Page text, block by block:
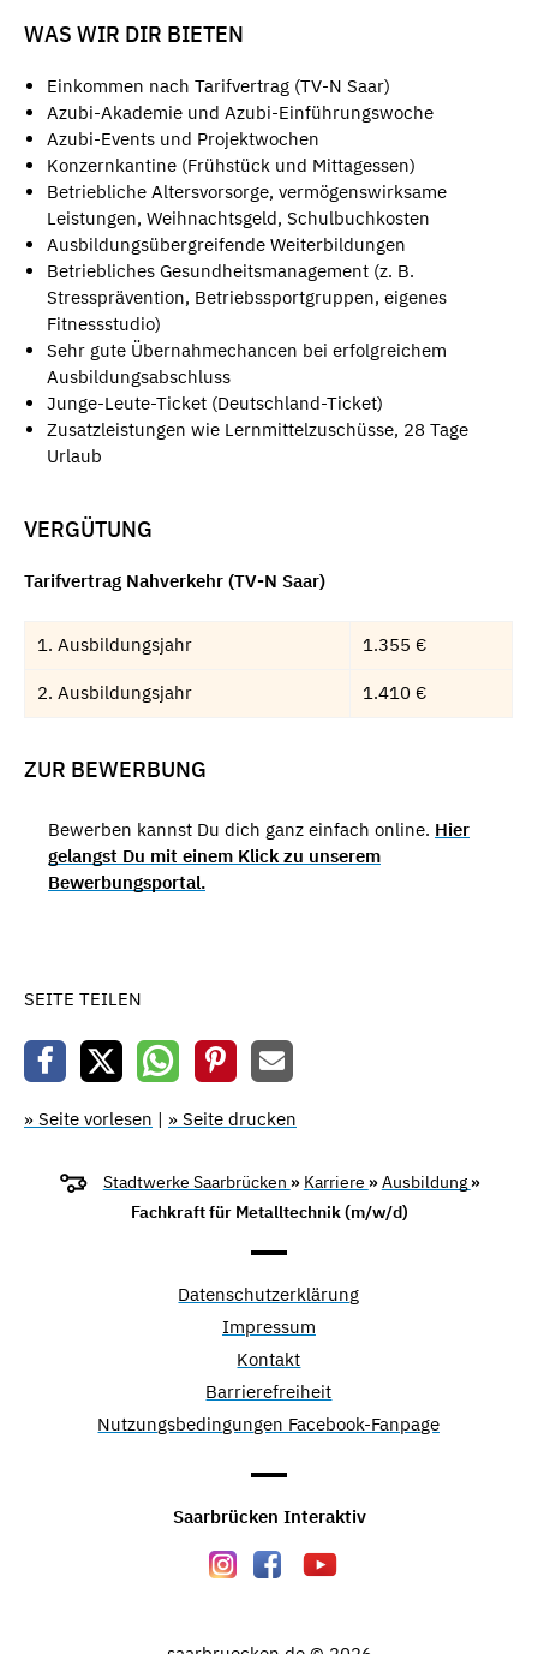
WAS WIR DIR BIETEN
Einkommen nach Tarifvertrag (TV-N Saar)
Azubi-Akademie und Azubi-Einführungswoche
Azubi-Events und Projektwochen
Konzernkantine (Frühstück und Mittagessen)
Betriebliche Altersvorsorge, vermögenswirksame
Leistungen, Weihnachtsgeld, Schulbuchkosten
Ausbildungsübergreifende Weiterbildungen
Betriebliches Gesundheitsmanagement (z. B.
Stressprävention, Betriebssportgruppen, eigenes
Fitnessstudio)
Sehr gute Übernahmechancen bei erfolgreichem
Ausbildungsabschluss
Junge-Leute-Ticket (Deutschland-Ticket)
Zusatzleistungen wie Lernmittelzuschüsse, 28 Tage
Urlaub
VERGÜTUNG
Tarifvertrag Nahverkehr (TV-N Saar)
1. Ausbildungsjahr 1.355 €
2. Ausbildungsjahr 1.410 €
ZUR BEWERBUNG
Bewerben kannst Du dich ganz einfach online. Hier
gelangst Du mit einem Klick zu unserem
Bewerbungsportal.
SEITE TEILEN
» Seite vorlesen | » Seite drucken
Stadtwerke Saarbrücken » Karriere »Ausbildung »
Fachkraft für Metalltechnik (m/w/d)
Datenschutzerklärung
Impressum
Kontakt
Barrierefreiheit
Nutzungsbedingungen Facebook-Fanpage
Saarbrücken Interaktiv